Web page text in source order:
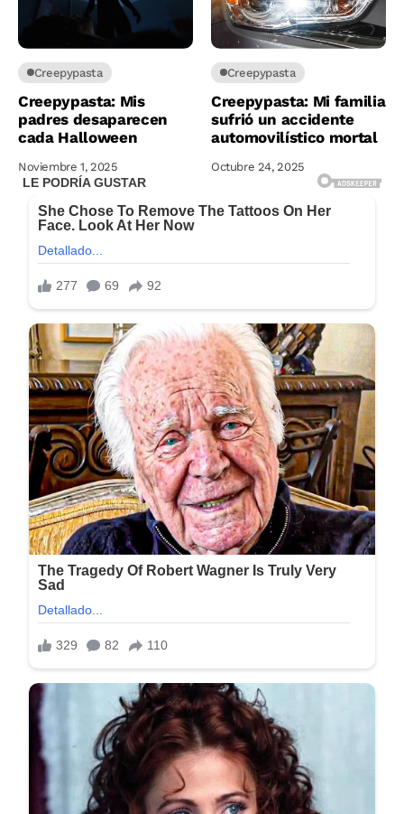
Creepypasta
Creepypasta: Mis
padres desaparecen
cada Halloween
Noviembre 1, 2025
Creepypasta
Creepypasta: Mi familia
sufrió un accidente
automovilístico mortal
Octubre 24, 2025